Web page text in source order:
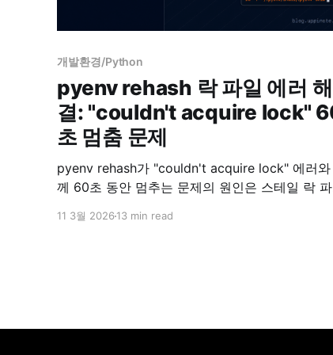
개발환경/Python
pyenv rehash 락 파일 에러 해
결: "couldn't acquire lock"
초 멈춤 문제
pyenv rehash가 "couldn't acquire lock" 에러와
께 60초 동안 멈추는 문제의 원인은 스테일 락 파
고, 해결 방법과 --no-rehash를 활용한 예방법을
11 3월 2026 13 min read